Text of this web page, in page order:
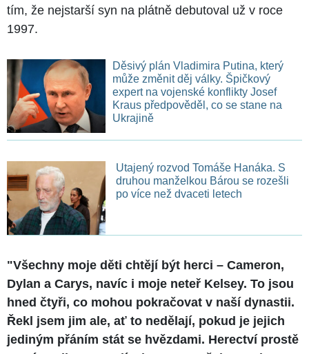
tím, že nejstarší syn na plátně debutoval už v roce
1997.
Děsivý plán Vladimira Putina, který
může změnit děj války. Špičkový
expert na vojenské konflikty Josef
Kraus předpověděl, co se stane na
Ukrajině
Utajený rozvod Tomáše Hanáka. S
druhou manželkou Bárou se rozešli
po více než dvaceti letech
"Všechny moje děti chtějí být herci – Cameron,
Dylan a Carys, navíc i moje neteř Kelsey. To jsou
hned čtyři, co mohou pokračovat v naší dynastii.
Řekl jsem jim ale, ať to nedělají, pokud je jejich
jediným přáním stát se hvězdami. Herectví prostě